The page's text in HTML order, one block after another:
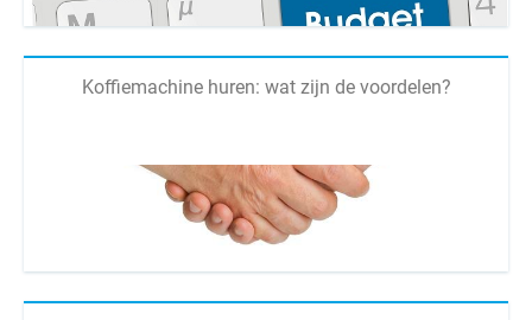
Koffiemachine huren: wat zijn de voordelen?